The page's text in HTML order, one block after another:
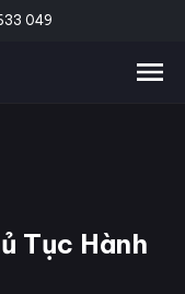
049
Tục Hành